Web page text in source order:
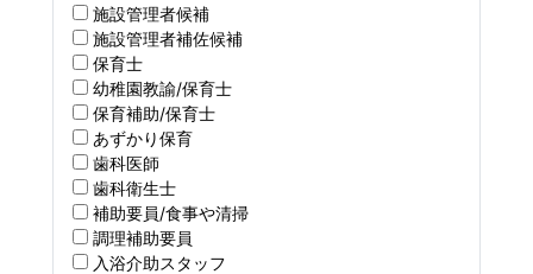
施設管理者候補
施設管理者補佐候補
保育士
幼稚園教諭/保育士
保育補助/保育士
あずかり保育
歯科医師
歯科衛生士
補助要員/食事や清掃
調理補助要員
入浴介助スタッフ